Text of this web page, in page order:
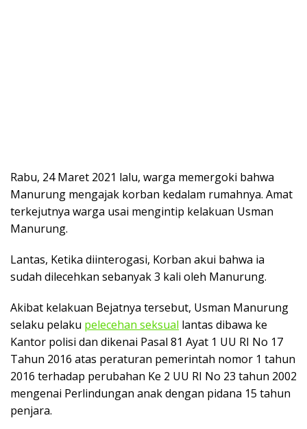
Rabu, 24 Maret 2021 lalu, warga memergoki bahwa
Manurung mengajak korban kedalam rumahnya. Amat
terkejutnya warga usai mengintip kelakuan Usman
Manurung.
Lantas, Ketika diinterogasi, Korban akui bahwa ia
sudah dilecehkan sebanyak 3 kali oleh Manurung.
Akibat kelakuan Bejatnya tersebut, Usman Manurung
selaku pelaku pelecehan seksual lantas dibawa ke
Kantor polisi dan dikenai Pasal 81 Ayat 1 UU RI No 17
Tahun 2016 atas peraturan pemerintah nomor 1 tahun
2016 terhadap perubahan Ke 2 UU RI No 23 tahun 2002
mengenai Perlindungan anak dengan pidana 15 tahun
penjara.